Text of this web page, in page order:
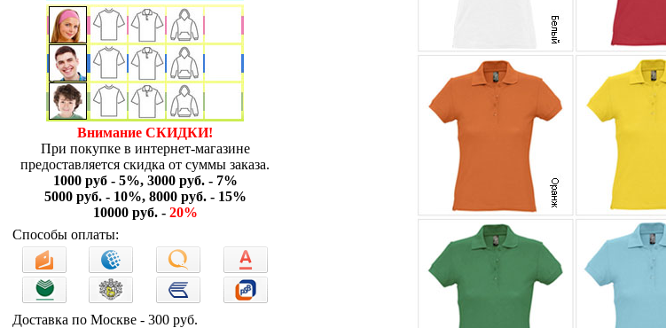
Внимание СКИДКИ!
При покупке в интернет-магазине
предоставляется скидка от суммы заказа.
1000 руб - 5%, 3000 руб. - 7%
5000 руб. - 10%, 8000 руб. - 15%
10000 руб. - 20%
Способы оплаты:
Доставка по Москве - 300 руб.